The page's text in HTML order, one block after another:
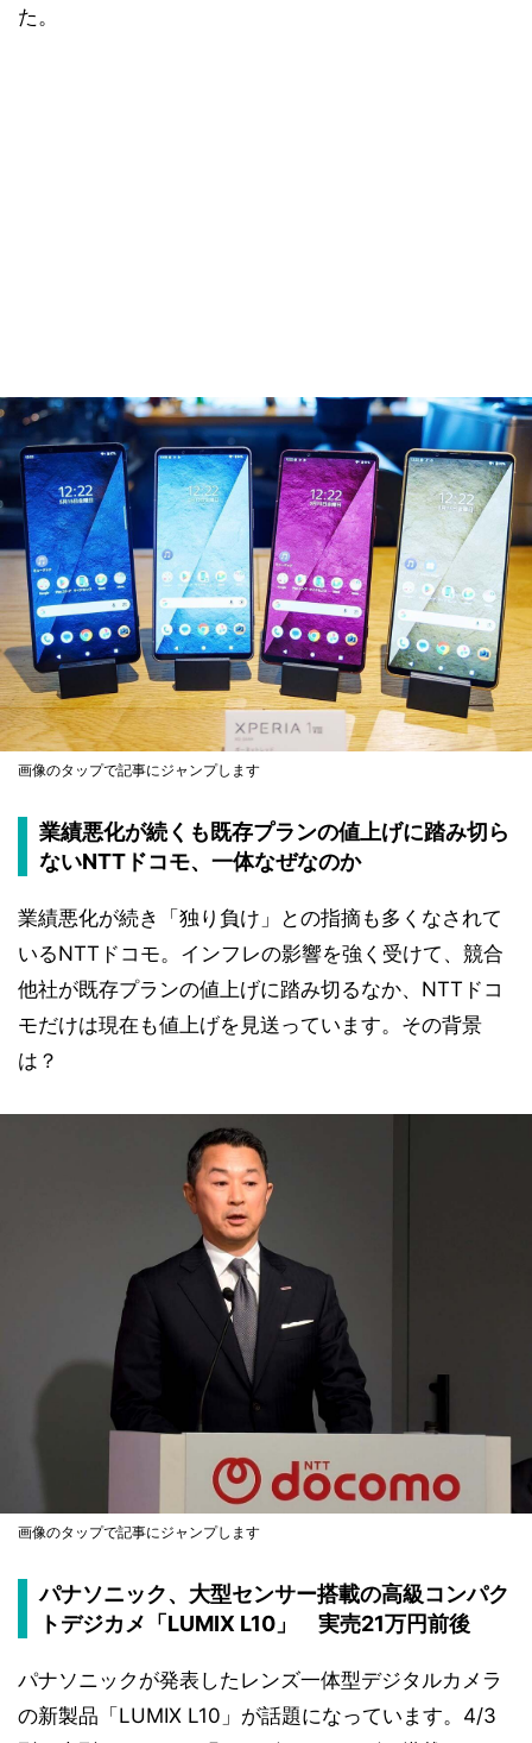
た。
画像のタップで記事にジャンプします
業績悪化が続くも既存プランの値上げに踏み切ら
ないNTTドコモ、一体なぜなのか
業績悪化が続き「独り負け」との指摘も多くなされて
いるNTTドコモ。インフレの影響を強く受けて、競合
他社が既存プランの値上げに踏み切るなか、NTTドコ
モだけは現在も値上げを見送っています。その背景
は？
画像のタップで記事にジャンプします
パナソニック、大型センサー搭載の高級コンパク
トデジカメ「LUMIX L10」 実売21万円前後
パナソニックが発表したレンズ一体型デジタルカメラ
の新製品「LUMIX L10」が話題になっています。4/3